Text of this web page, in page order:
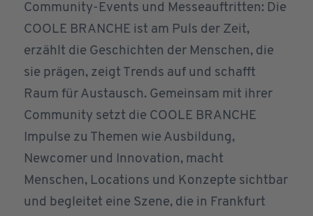
Community-Events und Messeauftritten: Die
COOLE BRANCHE ist am Puls der Zeit,
erzählt die Geschichten der Menschen, die
sie prägen, zeigt Trends auf und schafft
Raum für Austausch. Gemeinsam mit ihrer
Community setzt die COOLE BRANCHE
Impulse zu Themen wie Ausbildung,
Newcomer und Innovation, macht
Menschen, Locations und Konzepte sichtbar
und begleitet eine Szene, die in Frankfurt